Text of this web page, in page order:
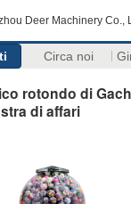
Deer Machinery Co.,
Circa noi
rotondo di
di affari